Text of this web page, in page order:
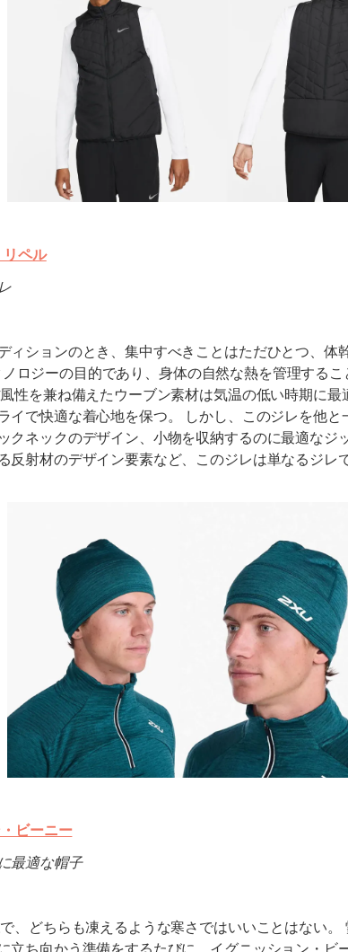
リペル
ィションのとき、集中すべきことはただひとつ、体
ロジーの目的であり、身体の自然な熱を管理する
性を兼ね備えたウーブン素材は気温の低い時期に
イで快適な着心地を保つ。 しかし、このジレを他
クネックのデザイン、小物を収納するのに最適なジ
反射材のデザイン要素など、このジレは単なるジレ
ビーニー
最適な帽子
、どちらも凍えるような寒さではいいことはない